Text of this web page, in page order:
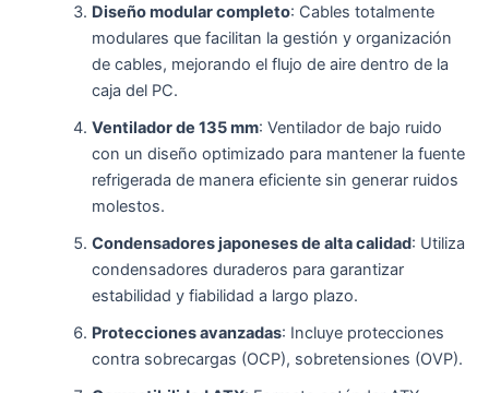
Diseño modular completo: Cables totalmente
modulares que facilitan la gestión y organización
de cables, mejorando el flujo de aire dentro de la
caja del PC.
Ventilador de 135 mm: Ventilador de bajo ruido
con un diseño optimizado para mantener la fuente
refrigerada de manera eficiente sin generar ruidos
molestos.
Condensadores japoneses de alta calidad: Utiliza
condensadores duraderos para garantizar
estabilidad y fiabilidad a largo plazo.
Protecciones avanzadas: Incluye protecciones
contra sobrecargas (OCP), sobretensiones (OVP).